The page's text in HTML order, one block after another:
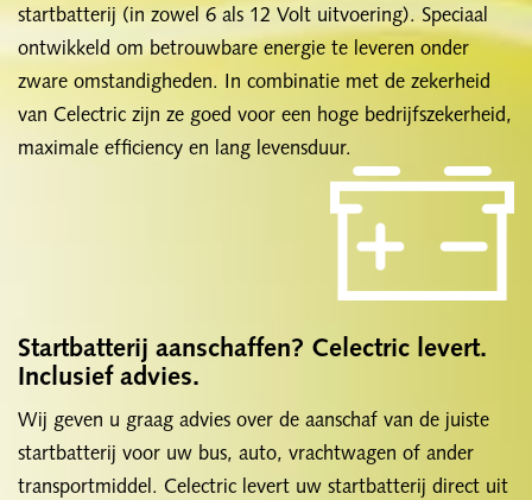
startbatterij (in zowel 6 als 12 Volt uitvoering). Speciaal
ontwikkeld om betrouwbare energie te leveren onder
zware omstandigheden. In combinatie met de zekerheid
van Celectric zijn ze goed voor een hoge bedrijfszekerheid,
maximale efficiency en lang levensduur.
Startbatterij aanschaffen? Celectric levert.
Inclusief advies.
Wij geven u graag advies over de aanschaf van de juiste
startbatterij voor uw bus, auto, vrachtwagen of ander
transportmiddel. Celectric levert uw startbatterij direct uit